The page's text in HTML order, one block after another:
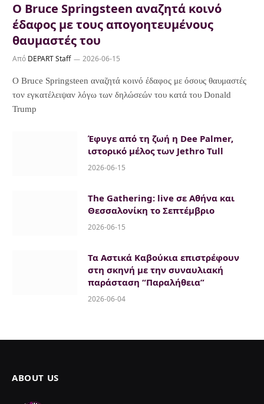
Ο Bruce Springsteen αναζητά κοινό
έδαφος με τους απογοητευμένους
θαυμαστές του
Από DEPART Staff 2026-06-15
Ο Bruce Springsteen αναζητά κοινό έδαφος με όσους θαυμαστές
τον εγκατέλειψαν λόγω των δηλώσεών του κατά του Donald
Trump
Έφυγε από τη ζωή η Dee Palmer,
ιστορικό μέλος των Jethro Tull
2026-06-15
The Gathering: live σε Αθήνα και
Θεσσαλονίκη το Σεπτέμβριο
2026-06-15
Τα Αστικά Καβούκια επιστρέφουν
στη σκηνή με την συναυλιακή
παράσταση “Παραλήθεια”
2026-06-04
ABOUT US